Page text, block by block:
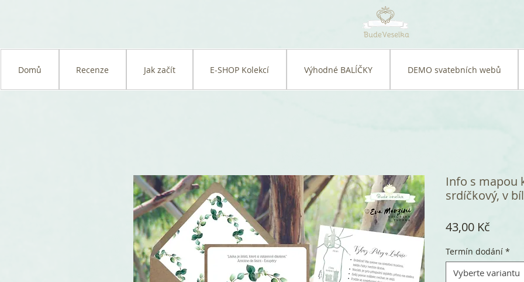
Domů Recenze Jak začít E-SHOP Kolekcí Výhodné BALÍČKY DEMO svatebních webů
Info s mapou
srdíčkový, v
43,00 Kč
Termín dodání *
Vyberte variantu